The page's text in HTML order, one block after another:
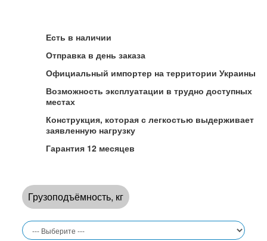
Есть в наличии
Отправка в день заказа
Официальный импортер на территории Украины
Возможность эксплуатации в трудно доступных
местах
Конструкция, которая с легкостью выдерживает
заявленную нагрузку
Гарантия 12 месяцев
Грузоподъёмность, кг